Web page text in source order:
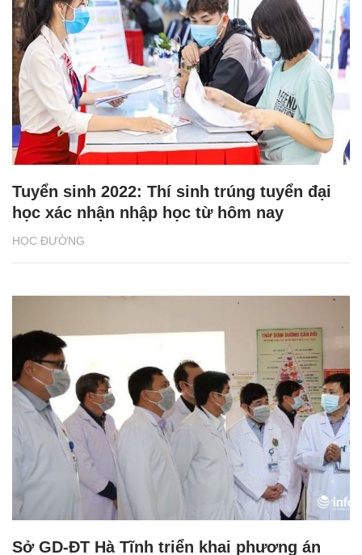
HỌC ĐƯỜNG
Tuyển sinh 2022: Thí sinh trúng tuyển đại
học xác nhận nhập học từ hôm nay
Sở GD-ĐT Hà Tĩnh triển khai phương án